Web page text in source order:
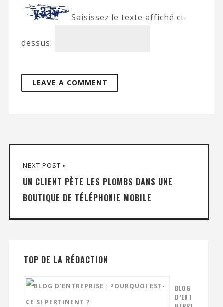
Saisissez le texte affiché ci-
dessus:
NEXT POST »
UN CLIENT PÈTE LES PLOMBS DANS UNE
BOUTIQUE DE TÉLÉPHONIE MOBILE
TOP DE LA RÉDACTION
BLOG
D’ENT